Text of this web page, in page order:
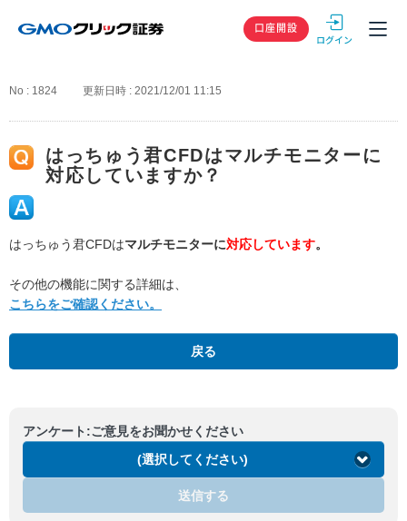
GMOクリック
口座開設
No : 1824 更新日時 : 2021/12/01 11:15
はっちゅう君CFDはマルチモニターに
対応していますか？
はっちゅう君CFDはマルチモニターに対応しています。
その他の機能に関する詳細は、
こちらをご確認ください。
戻る
アンケート:ご意見をお聞かせください
(選択してください)
送信する